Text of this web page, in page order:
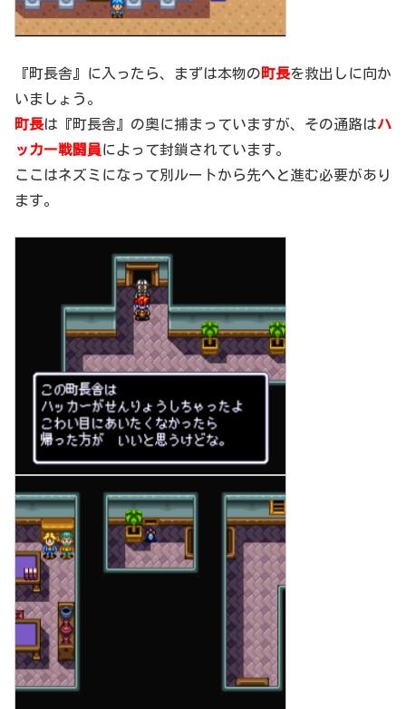
『町長舎』に入ったら、まずは本物の町長を救出しに向か
いましょう。
町長は『町長舎』の奥に捕まっていますが、その通路はハ
ッカー戦闘員によって封鎖されています。
ここはネズミになって別ルートから先へと進む必要があり
ます。